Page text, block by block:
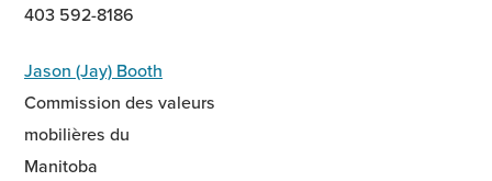
403 592-8186
Jason (Jay) Booth
Commission des valeurs
mobilières du
Manitoba